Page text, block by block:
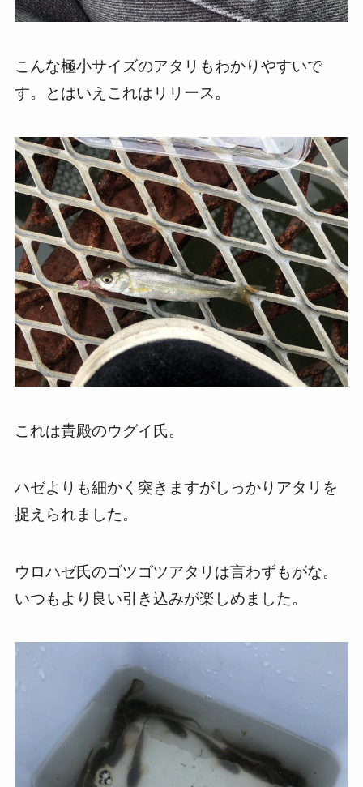
こんな極小サイズのアタリもわかりやすいで
す。とはいえこれはリリース。
これは貴殿のウグイ氏。
ハゼよりも細かく突きますがしっかりアタリを
捉えられました。
ウロハゼ氏のゴツゴツアタリは言わずもがな。
いつもより良い引き込みが楽しめました。